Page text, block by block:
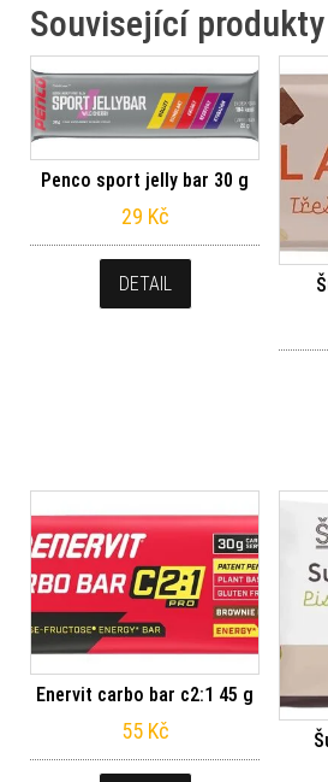
Související produkty
Penco sport jelly bar 30 g
29 Kč
DETAIL
Enervit carbo bar c2:1 45 g
55 Kč